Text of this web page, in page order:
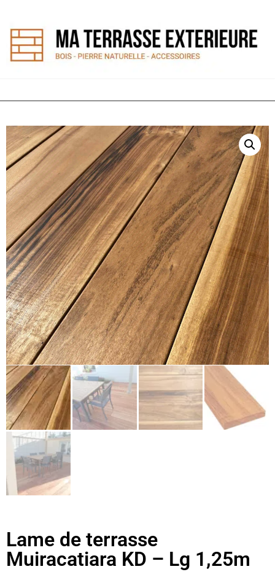
Lame de terrasse
Muiracatiara KD – Lg 1,25m